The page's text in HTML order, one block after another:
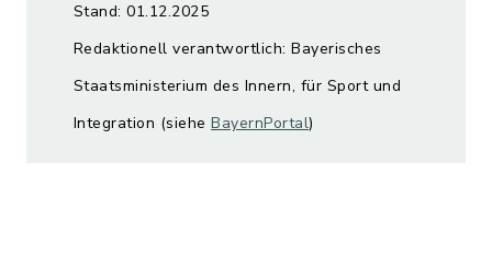
Stand: 01.12.2025
Redaktionell verantwortlich: Bayerisches
Staatsministerium des Innern, für Sport und
Integration (siehe BayernPortal)